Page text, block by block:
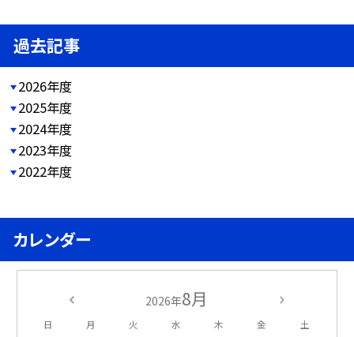
過去記事
2026年度
2025年度
2024年度
2023年度
2022年度
カレンダー
2026年8月
日 月 火 水 木 金 土